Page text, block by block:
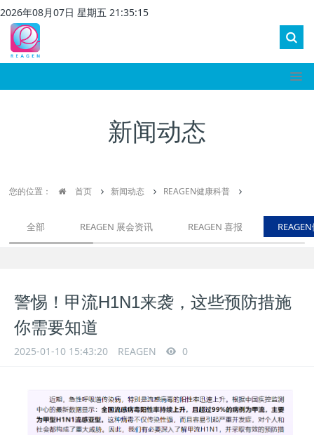
2026年08月07日 星期五 21 :35:15
新闻动态
您的位置： 首页 新闻动态 REAGEN健康科普
全部 REAGEN 展会资讯 REAGEN 喜报
警惕！甲流H1N1来袭，这些预防措施
你需要知道
2025-01-10 15:43:20 REAGEN 0